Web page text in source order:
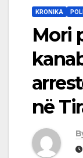
KRONIKA
Mori
në